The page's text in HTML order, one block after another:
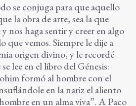
se conjuga para que aquello
la obra de arte, sea la que
nos haga sentir y creer en algo
que vemos. Siempre le dije a
origen divino, y le recordé
lee en el libro del Génesis:
formó al hombre con el
en la nariz el aliento
en un alma viva”. A Paco